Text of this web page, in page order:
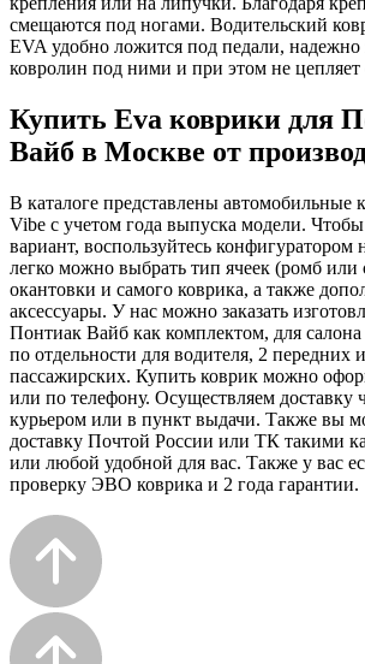
смещаются под ногами. Водительский
EVA удобно ложится под педали, надежно
ковролин под ними и при этом не цепляет
Купить Eva коврики для
Вайб в Москве от
В каталоге представлены автомобильные
Vibe с учетом года выпуска модели.
вариант, воспользуйтесь конфигуратором
легко можно выбрать тип ячеек (ромб или
окантовки и самого коврика, а также
аксессуары. У нас можно заказать
Понтиак Вайб как комплектом, для
по отдельности для водителя, 2 передних
пассажирских. Купить коврик можно
или по телефону. Осуществляем доставку
курьером или в пункт выдачи. Также вы
доставку Почтой России или ТК такими
или любой удобной для вас. Также у вас
проверку ЭВО коврика и 2 года гарантии.